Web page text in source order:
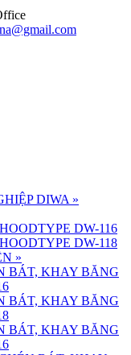
DIWA »
DW-116
DW-118
»
BÁT, KHAY BĂNG
BÁT, KHAY BĂNG
BÁT, KHAY BĂNG